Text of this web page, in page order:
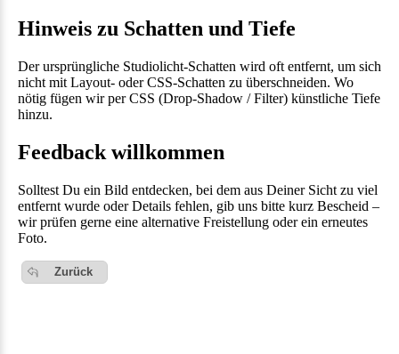
Hinweis zu Schatten und Tiefe
Der ursprüngliche Studiolicht-Schatten wird oft entfernt, um sich
nicht mit Layout- oder CSS-Schatten zu überschneiden. Wo
nötig fügen wir per CSS (Drop-Shadow / Filter) künstliche Tiefe
hinzu.
Feedback willkommen
Solltest Du ein Bild entdecken, bei dem aus Deiner Sicht zu viel
entfernt wurde oder Details fehlen, gib uns bitte kurz Bescheid –
wir prüfen gerne eine alternative Freistellung oder ein erneutes
Foto.
Zurück